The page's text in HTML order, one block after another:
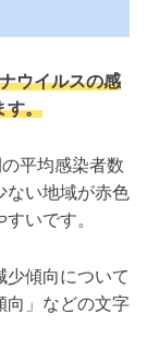
ウイルスの感
す。
平均感染者数
ない地域が赤色
いです。
少傾向について
向」などの文字